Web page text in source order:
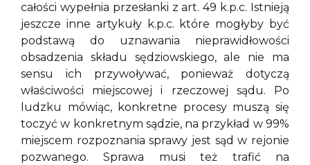
całości wypełnia przesłanki z art. 49 k.p.c. Istnieją
jeszcze inne artykuły k.p.c. które mogłyby być
podstawą do uznawania nieprawidłowości
obsadzenia składu sędziowskiego, ale nie ma
sensu ich przywoływać, ponieważ dotyczą
właściwości miejscowej i rzeczowej sądu. Po
ludzku mówiąc, konkretne procesy muszą się
toczyć w konkretnym sądzie, na przykład w 99%
miejscem rozpoznania sprawy jest sąd w rejonie
pozwanego. Sprawa musi też trafić na